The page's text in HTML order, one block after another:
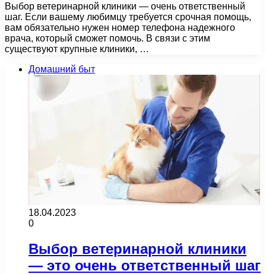
Выбор ветеринарной клиники — очень ответственный
шаг. Если вашему любимцу требуется срочная помощь,
вам обязательно нужен номер телефона надежного
врача, который сможет помочь. В связи с этим
существуют крупные клиники, …
Домашний быт
18.04.2023
0
Выбор ветеринарной клиники
— это очень ответственный шаг